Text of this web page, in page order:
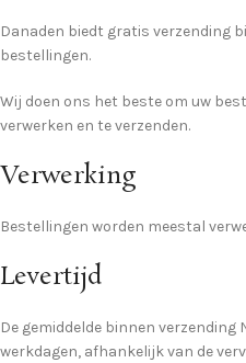
Danaden biedt gratis verzending
bestellingen.
Wij doen ons het beste om uw
verwerken en te verzenden.
Verwerking
Bestellingen worden meestal
Levertijd
De gemiddelde binnen verzending
werkdagen, afhankelijk van de